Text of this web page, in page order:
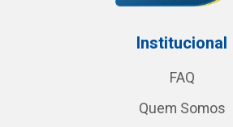
Institucional
FAQ
Quem Somos